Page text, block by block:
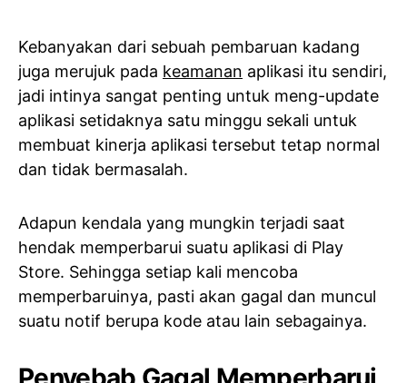
Kebanyakan dari sebuah pembaruan kadang
juga merujuk pada keamanan aplikasi itu sendiri,
jadi intinya sangat penting untuk meng-update
aplikasi setidaknya satu minggu sekali untuk
membuat kinerja aplikasi tersebut tetap normal
dan tidak bermasalah.
Adapun kendala yang mungkin terjadi saat
hendak memperbarui suatu aplikasi di Play
Store. Sehingga setiap kali mencoba
memperbaruinya, pasti akan gagal dan muncul
suatu notif berupa kode atau lain sebagainya.